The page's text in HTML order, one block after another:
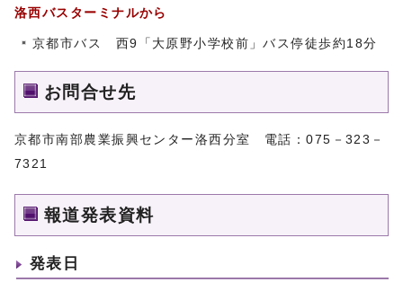
洛西バスターミナルから
京都市バス 西9「大原野小学校前」バス停徒歩約18分
お問合せ先
京都市南部農業振興センター洛西分室 電話：075－323－
7321
報道発表資料
発表日